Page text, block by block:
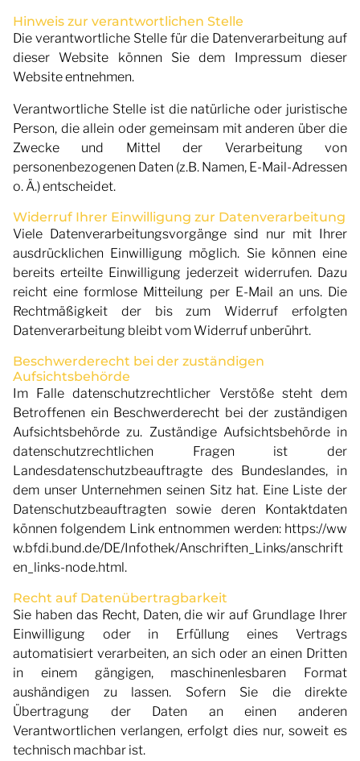
Hinweis zur verantwortlichen Stelle
Die verantwortliche Stelle für die Datenverarbeitung auf
dieser Website können Sie dem Impressum dieser
Website entnehmen.
Verantwortliche Stelle ist die natürliche oder juristische
Person, die allein oder gemeinsam mit anderen über die
Zwecke und Mittel der Verarbeitung von
personenbezogenen Daten (z.B. Namen, E-Mail-Adressen
o. Ä.) entscheidet.
Widerruf Ihrer Einwilligung zur Datenverarbeitung
Viele Datenverarbeitungsvorgänge sind nur mit Ihrer
ausdrücklichen Einwilligung möglich. Sie können eine
bereits erteilte Einwilligung jederzeit widerrufen. Dazu
reicht eine formlose Mitteilung per E-Mail an uns. Die
Rechtmäßigkeit der bis zum Widerruf erfolgten
Datenverarbeitung bleibt vom Widerruf unberührt.
Beschwerderecht bei der zuständigen
Aufsichtsbehörde
Im Falle datenschutzrechtlicher Verstöße steht dem
Betroffenen ein Beschwerderecht bei der zuständigen
Aufsichtsbehörde zu. Zuständige Aufsichtsbehörde in
datenschutzrechtlichen Fragen ist der
Landesdatenschutzbeauftragte des Bundeslandes, in
dem unser Unternehmen seinen Sitz hat. Eine Liste der
Datenschutzbeauftragten sowie deren Kontaktdaten
können folgendem Link entnommen werden: https://ww
w.bfdi.bund.de/DE/Infothek/Anschriften_Links/anschrift
en_links-node.html.
Recht auf Datenübertragbarkeit
Sie haben das Recht, Daten, die wir auf Grundlage Ihrer
Einwilligung oder in Erfüllung eines Vertrags
automatisiert verarbeiten, an sich oder an einen Dritten
in einem gängigen, maschinenlesbaren Format
aushändigen zu lassen. Sofern Sie die direkte
Übertragung der Daten an einen anderen
Verantwortlichen verlangen, erfolgt dies nur, soweit es
technisch machbar ist.